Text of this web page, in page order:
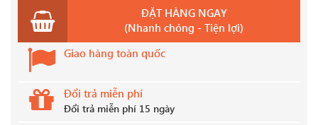
ĐẶT HÀNG NGAY
(Nhanh chóng - Tiện lợi)
Giao hàng toàn quốc
Đổi trả miễn phí
Đổi trả miễn phí 15 ngày